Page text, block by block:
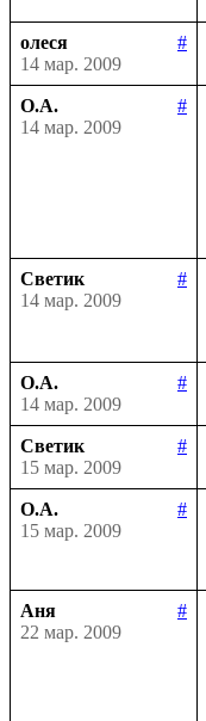
олеся
#
14 мар. 2009
О.А.
#
14 мар. 2009
Светик
#
14 мар. 2009
О.А.
#
14 мар. 2009
Светик
#
15 мар. 2009
О.А.
#
15 мар. 2009
Аня
#
22 мар. 2009